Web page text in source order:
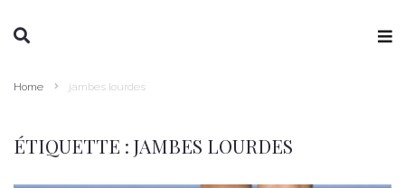
Home jambes lourdes
ÉTIQUETTE : JAMBES LOURDES